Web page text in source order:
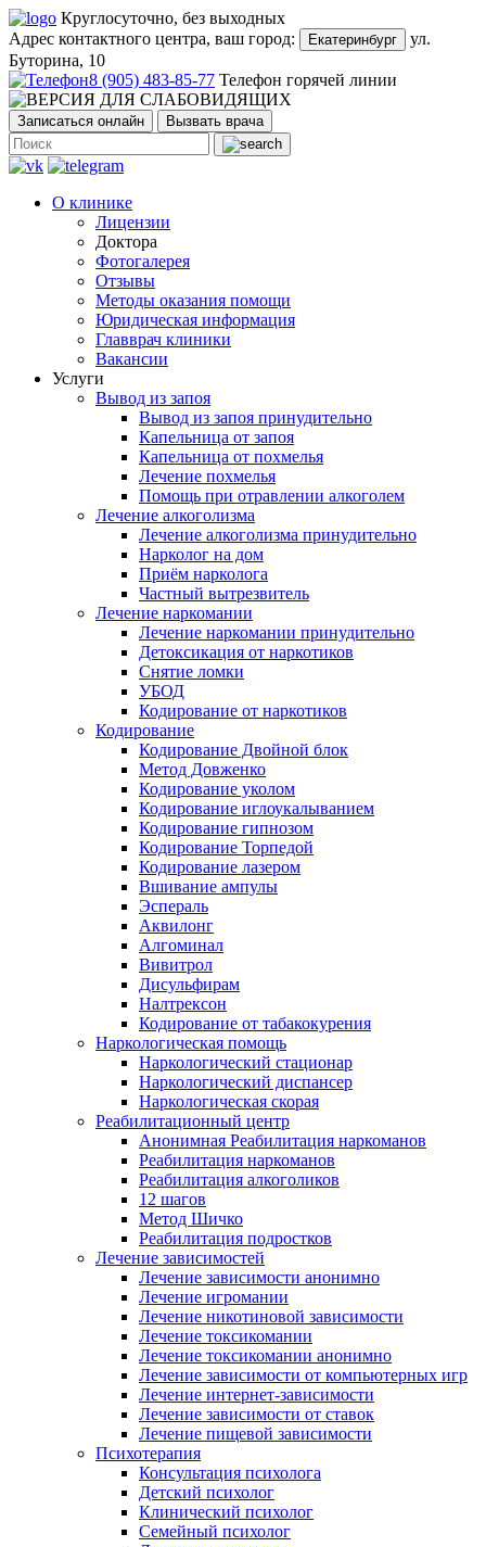
Круглосуточно, без выходных
Адрес контактного центра, ваш город:
Екатеринбург
ул.
Буторина, 10
8 (905) 483-85-77 Телефон горячей линии
Записаться онлайн Вызвать врача
О клинике
Лицензии
Доктора
Фотогалерея
Отзывы
Методы оказания помощи
Юридическая информация
Главврач клиники
Вакансии
Услуги
Вывод из запоя
Вывод из запоя принудительно
Капельница от запоя
Капельница от похмелья
Лечение похмелья
Помощь при отравлении алкоголем
Лечение алкоголизма
Лечение алкоголизма принудительно
Нарколог на дом
Приём нарколога
Частный вытрезвитель
Лечение наркомании
Лечение наркомании принудительно
Детоксикация от наркотиков
Снятие ломки
УБОД
Кодирование от наркотиков
Кодирование
Кодирование Двойной блок
Метод Довженко
Кодирование уколом
Кодирование иглоукалыванием
Кодирование гипнозом
Кодирование Торпедой
Кодирование лазером
Вшивание ампулы
Эспераль
Аквилонг
Алгоминал
Вивитрол
Дисульфирам
Налтрексон
Кодирование от табакокурения
Наркологическая помощь
Наркологический стационар
Наркологический диспансер
Наркологическая скорая
Реабилитационный центр
Анонимная Реабилитация наркоманов
Реабилитация наркоманов
Реабилитация алкоголиков
12 шагов
Метод Шичко
Реабилитация подростков
Лечение зависимостей
Лечение зависимости анонимно
Лечение игромании
Лечение никотиновой зависимости
Лечение токсикомании
Лечение токсикомании анонимно
Лечение зависимости от компьютерных игр
Лечение интернет-зависимости
Лечение зависимости от ставок
Лечение пищевой зависимости
Психотерапия
Консультация психолога
Детский психолог
Клинический психолог
Семейный психолог